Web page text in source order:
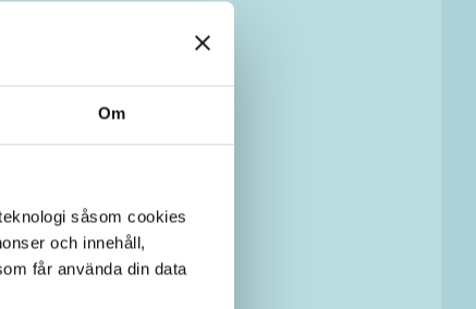
Om
såsom cookies
och innehåll,
får använda din data